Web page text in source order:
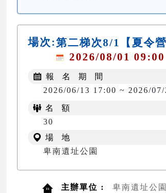
場次:第二梯次8/1【夏令
2026/08/01
報 名 期 間
2026/06/13 17:00 ~ 2026/
名 額
30
場 地
卑南遺址公園
主辦單位 : 卑南遺址公園